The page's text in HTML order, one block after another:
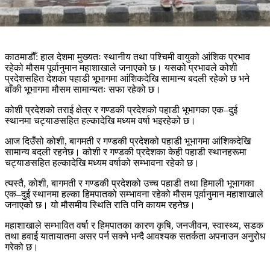
काठमाडौँ: हाल देशमा मुख्यतः स्थानीय तथा पश्चिमी वायुको आंशिक प्रभाव
रहेको मौसम पूर्वानुमान महाशाखाले जनाएको छ। यसको प्रभावले कोशी
प्रदेशसहित देशका पहाडी भूभागमा आंशिकदेखि सामान्य बदली रहेको छ भने
बाँकी भूभागमा मौसम सामान्यतः सफा रहेको छ।
कोशी प्रदेशको तराई क्षेत्र र गण्डकी प्रदेशको पहाडी भूभागका एक–दुई
स्थानमा चट्याङसहित हल्कादेखि मध्यम वर्षा भइरहेको छ।
आज दिउँसो कोशी, बागमती र गण्डकी प्रदेशको पहाडी भूभागमा आंशिकदेखि
सामान्य बदली रहनेछ। कोशी र गण्डकी प्रदेशका केही पहाडी स्थानहरूमा
चट्याङसहित हल्कादेखि मध्यम वर्षाको सम्भावना रहेको छ।
त्यस्तै, कोशी, बागमती र गण्डकी प्रदेशको उच्च पहाडी तथा हिमाली भूभागका
एक–दुई स्थानमा हल्का हिमपातको सम्भावना रहेको मौसम पूर्वानुमान महाशाखाले
जनाएको छ। यो मौसमीय स्थिति राति पनि कायम रहनेछ।
महाशाखाले सम्भावित वर्षा र हिमपातका कारण कृषि, जनजीवन, स्वास्थ्य, सडक
तथा हवाई यातायातमा असर पर्न सक्ने भन्दै आवश्यक सतर्कता अपनाउन अनुरोध
गरेको छ।